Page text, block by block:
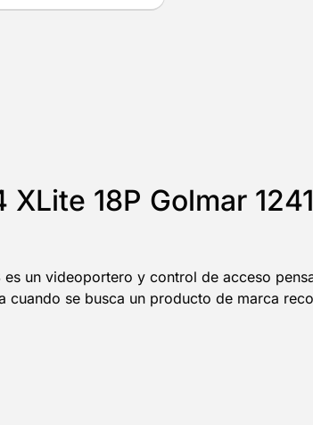
18P Golmar
es un videoportero y control de acceso
se busca un producto de marca